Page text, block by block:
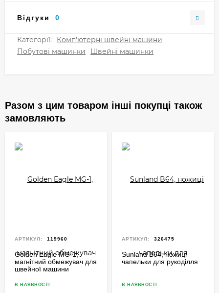
Відгуки 0
Категорії:
Комп'ютерні швейні машини
Побутові машинки
Швейні машинки
Разом з цим товаром інші покупці також
замовляють
АРТИКУЛ: 119960
Golden Eagle MG-1,
магнітний обмежувач для
швейної машини
В НАЯВНОСТІ
АРТИКУЛ: 326475
Sunland B64, ножиці
чапельки для рукоділля
В НАЯВНОСТІ